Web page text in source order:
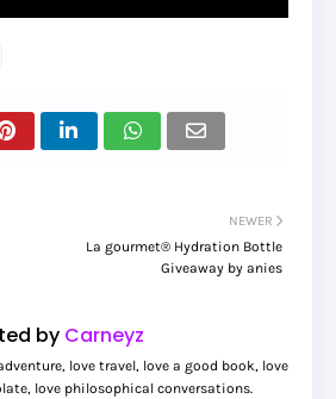
NEWER
La gourmet® Hydration Bottle
Giveaway by anies
by Carneyz
love travel, love a good book, love
love philosophical conversations.